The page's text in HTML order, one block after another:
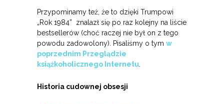
Przypominamy też, że to dzięki Trumpowi
„Rok 1984” znalazł się po raz kolejny na liście
bestsellerów (choć raczej nie był on z tego
powodu zadowolony). Pisaliśmy o tym w
poprzednim Przeglądzie
książkoholicznego Internetu
Historia cudownej obsesji